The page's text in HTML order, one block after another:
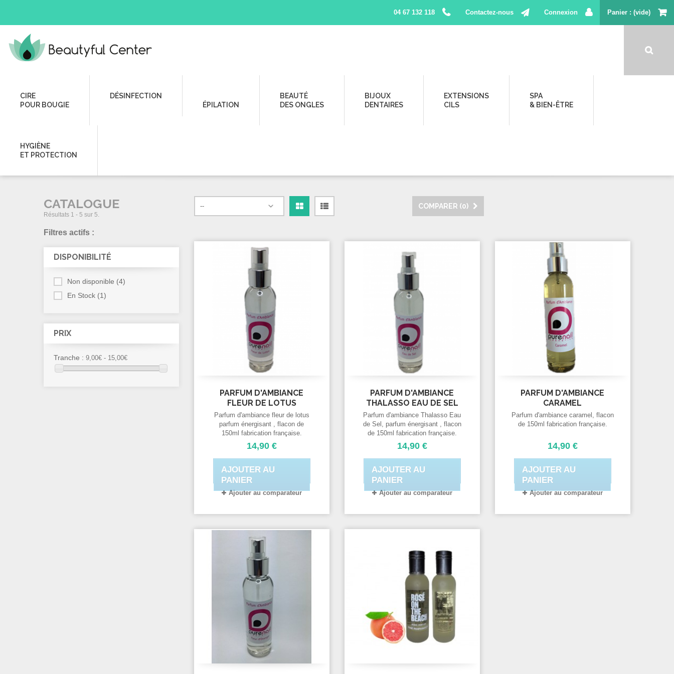
04 67 132 118 Contactez-nous Connexion Panier (vide)
CIRE
POUR BOUGIE
DÉSINFECTION
ÉPILATION
BEAUTÉ
DES ONGLES
BIJOUX
DENTAIRES
EXTENSIONS
CILS
SPA
& BIEN-ÊTRE
HYGIÈNE
ET PROTECTION
PARFUM D'AMBIANCE
CATALOGUE
Résultats 1 - 5 sur 5.
Filtres actifs :
DISPONIBILITÉ
Non disponible (4)
En Stock (1)
PRIX
Tranche : 9,00€ - 15,00€
Grille Liste
COMPARER (0)
PARFUM D'AMBIANCE
FLEUR DE LOTUS
Parfum d'ambiance fleur de lotus
parfum énergisant , flacon de
150ml fabrication française.
14,90 €
AJOUTER AU
PANIER
Ajouter au comparateur
PARFUM D'AMBIANCE
THALASSO EAU DE SEL
Parfum d'ambiance Thalasso Eau
de Sel, parfum énergisant , flacon
de 150ml fabrication française.
14,90 €
AJOUTER AU
PANIER
Ajouter au comparateur
PARFUM D'AMBIANCE
CARAMEL
Parfum d'ambiance caramel, flacon
de 150ml fabrication française.
14,90 €
AJOUTER AU
PANIER
Ajouter au comparateur